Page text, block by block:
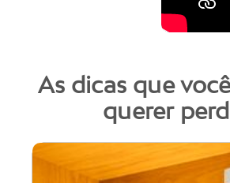
As dicas que
querer